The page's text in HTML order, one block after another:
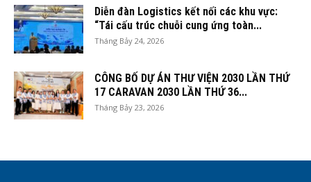
Diễn đàn Logistics kết nối các khu vực:
“Tái cấu trúc chuỗi cung ứng toàn...
Tháng Bảy 24, 2026
CÔNG BỐ DỰ ÁN THƯ VIỆN 2030 LẦN THỨ
17 CARAVAN 2030 LẦN THỨ 36...
Tháng Bảy 23, 2026